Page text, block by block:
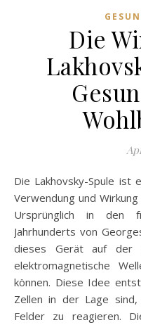
Die
Die Lakhovsky-Spule ist ein faszinierendes Gerät, dessen
Verwendung und
Ursprünglich in den
Jahrhunderts von
dieses Gerät auf der
elektromagnetische
können. Diese Idee
Zellen in der Lage
Felder zu reagieren.